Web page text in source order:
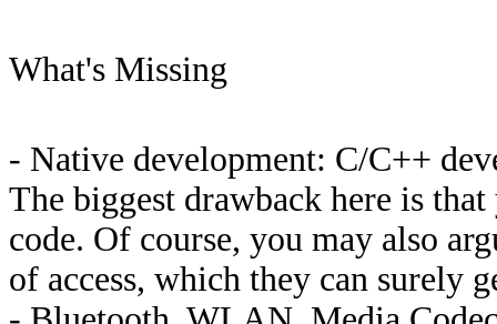
What's Missing
- Native development: C/C++
The biggest drawback here is
code. Of course, you may also
of access, which they can surely